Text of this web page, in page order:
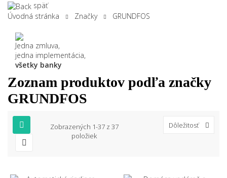
späť
Úvodná stránka
Značky GRUNDFOS
Jedna zmluva,
jedna implementácia,
všetky banky
Zoznam produktov podľa značky
GRUNDFOS
Zobrazených 1-37 z 37
položiek
Dôležitosť